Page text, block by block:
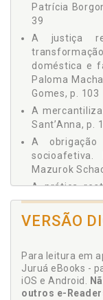
Patrícia
39
A justiça
doméstica e
Paloma
Gomes, p. 103
A
Sant’Anna, p.
A
socioafetiva.
Mazurok
A prática
social.
Niedermeyer
Acesso à
à justiça
crianças e
política
VERSÃO
Para leitura em
Juruá eBooks -
iOS e Android.
outros e-